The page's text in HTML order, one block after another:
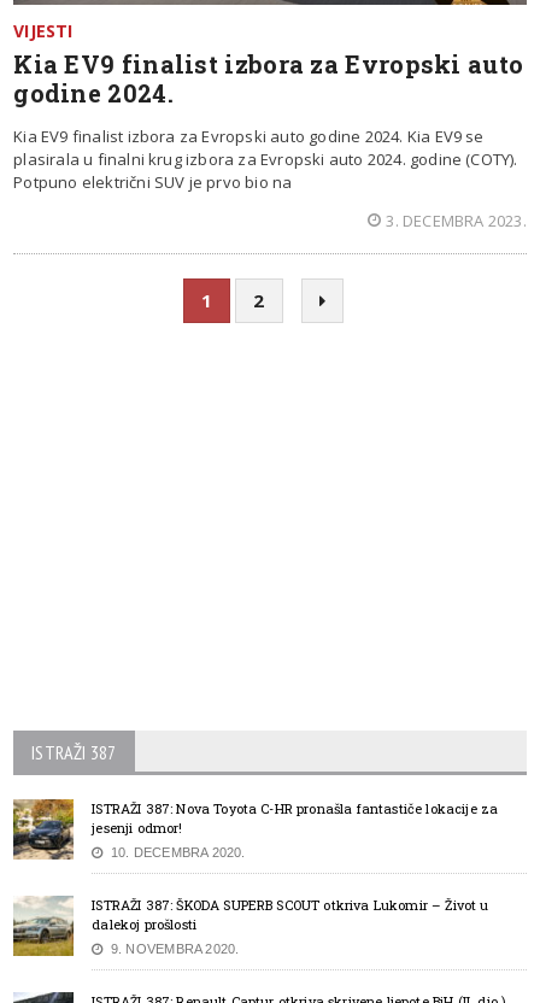
VIJESTI
Kia EV9 finalist izbora za Evropski auto
godine 2024.
Kia EV9 finalist izbora za Evropski auto godine 2024. Kia EV9 se
plasirala u finalni krug izbora za Evropski auto 2024. godine (COTY).
Potpuno električni SUV je prvo bio na
3. DECEMBRA 2023.
1 2
ISTRAŽI 387
ISTRAŽI 387: Nova Toyota C-HR pronašla fantastiče lokacije za
jesenji odmor!
10. DECEMBRA 2020.
ISTRAŽI 387: ŠKODA SUPERB SCOUT otkriva Lukomir – Život u
dalekoj prošlosti
9. NOVEMBRA 2020.